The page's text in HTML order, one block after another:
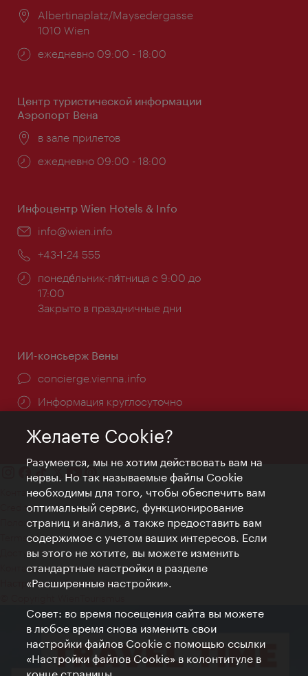
Расположение:
Albertinaplatz/Maysedergasse
1010 Wien
Часы
ежедневно 09:00 - 18:00
Центр туристической информации
Аэропорт Вена
Расположение:
в зале прилетов
Часы
ежедневно 09:00 - 18:00
Инфоцентр Wien Hotels & Info
Эл.
info@wien.info
Телефон:
+43-1-24 555
Часы
работы:
понеде́льник-пя́тница с 9:00 до
17:00
Закрыто в праздничные дни
ИИ-консьерж Вены
concierge.vienna.info
Информация круглосуточно
Контакт
Credits
Положение о конфиденциальности
Terms of Use
Доступность
Контакты для прессы
Настройки файлов Cookie
Желаете Cookie?
Разумеется, мы не хотим действовать вам на
нервы. Но так называемые файлы Cookie
необходимы для того, чтобы обеспечить вам
оптимальный сервис, функционирование
страниц и анализ, а также предоставить вам
содержимое с учетом ваших интересов. Если
вы этого не хотите, вы можете изменить
стандартные настройки в разделе
«Расширенные настройки».
Совет: во время посещения сайта вы можете
в любое время снова изменить свои
настройки файлов Cookie с помощью ссылки
«Настройки файлов Cookie» в колонтитуле в